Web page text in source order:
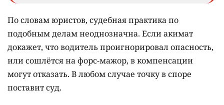
По словам юристов, судебная практика по
подобным делам неоднозначна. Если акимат
докажет, что водитель проигнорировал опасность,
или сошлётся на форс-мажор, в компенсации
могут отказать. В любом случае точку в споре
поставит суд.